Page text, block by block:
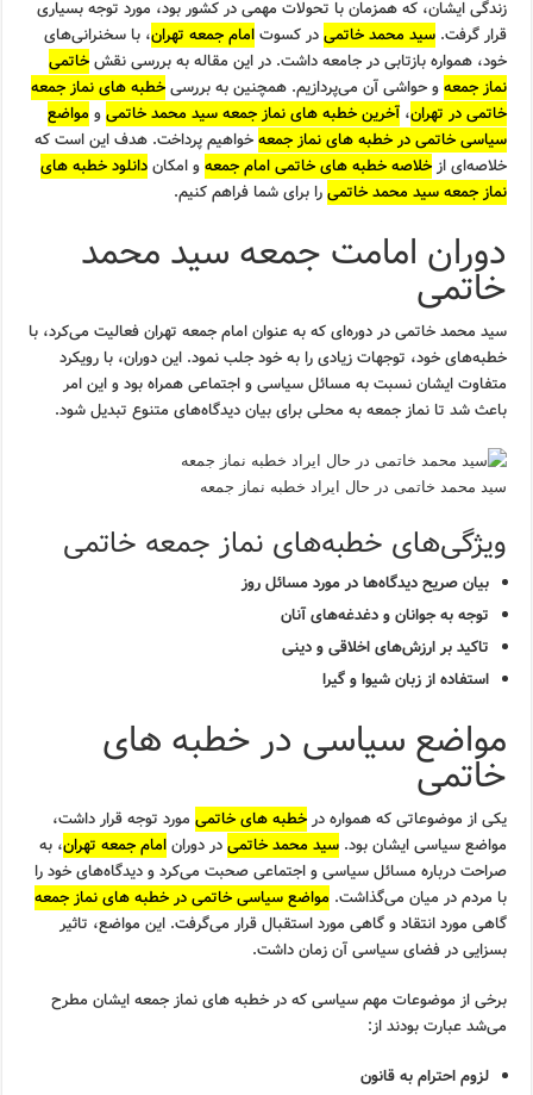
زندگی ایشان، که همزمان با تحولات مهمی در کشور بود، مورد توجه بسیاری
قرار گرفت.سید محمد خاتمیدر کسوتامام جمعه تهران، با سخنرانی‌های
خود، همواره بازتابی در جامعه داشت. در این مقاله به بررسی نقشخاتمی
نماز جمعهو حواشی آن می‌پردازیم. همچنین به بررسیخطبه های نماز جمعه
خاتمی در تهران،آخرین خطبه های نماز جمعه سید محمد خاتمیو مواضع
سیاسی خاتمی در خطبه های نماز جمعهخواهیم پرداخت. هدف این است که
خلاصه‌ای ازخلاصه خطبه های خاتمی امام جمعهو امکاندانلود خطبه های
نماز جمعه سید محمد خاتمیرا برای شما فراهم کنیم.
دوران امامت جمعه سید محمد
خاتمی
سید محمد خاتمی در دوره‌ای که به عنوان امام جمعه تهران فعالیت می‌کرد، با
خطبه‌های خود، توجهات زیادی را به خود جلب نمود. این دوران، با رویکرد
متفاوت ایشان نسبت به مسائل سیاسی و اجتماعی همراه بود و این امر
باعث شد تا نماز جمعه به محلی برای بیان دیدگاه‌های متنوع تبدیل شود.
سید محمد خاتمی در حال ایراد خطبه نماز جمعه
ویژگی‌های خطبه‌های نماز جمعه خاتمی
بیان صریح دیدگاه‌ها در مورد مسائل روز
توجه به جوانان و دغدغه‌های آنان
تاکید بر ارزش‌های اخلاقی و دینی
استفاده از زبان شیوا و گیرا
مواضع سیاسی در خطبه های
خاتمی
یکی از موضوعاتی که همواره درخطبه های خاتمی مورد توجه قرار داشت،
مواضع سیاسی ایشان بود.سید محمد خاتمیدر دورانامام جمعه تهران، به
صراحت درباره مسائل سیاسی و اجتماعی صحبت می‌کرد و دیدگاه‌های خود را
با مردم در میان می‌گذاشت. مواضع سیاسی خاتمی در خطبه های نماز جمعه
گاهی مورد انتقاد و گاهی مورد استقبال قرار می‌گرفت. این مواضع، تاثیر
بسزایی در فضای سیاسی آن زمان داشت.
برخی از موضوعات مهم سیاسی که در خطبه های نماز جمعه ایشان مطرح
می‌شد عبارت بودند از:
لزوم احترام به قانون